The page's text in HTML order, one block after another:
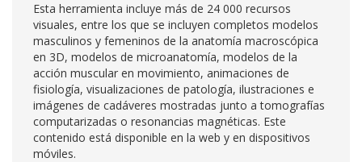
Esta herramienta incluye más de 24 000 recursos
visuales, entre los que se incluyen completos modelos
masculinos y femeninos de la anatomía macroscópica
en 3D, modelos de microanatomía, modelos de la
acción muscular en movimiento, animaciones de
fisiología, visualizaciones de patología, ilustraciones e
imágenes de cadáveres mostradas junto a tomografías
computarizadas o resonancias magnéticas. Este
contenido está disponible en la web y en dispositivos
móviles.